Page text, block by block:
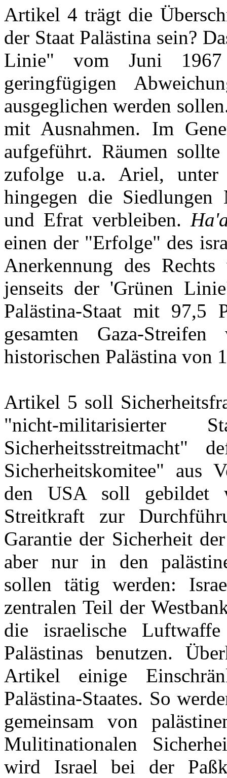
Artikel 4 trägt die
der Staat Palästina sein?
Linie" vom Juni
geringfügigen
ausgeglichen werden
mit Ausnahmen. Im
aufgeführt. Räumen
zufolge u.a. Ariel, unter
hingegen die Siedlungen
und Efrat verbleiben.
einen der "Erfolge" des
Anerkennung des
jenseits der 'Grünen
Palästina-Staat mit 97,5
gesamten Gaza-
historischen Palästina von
Artikel 5 soll
"nicht-
Sicherheitsstreitmacht"
Sicherheitskomitee" aus
den USA soll gebildet
Streitkraft zur
Garantie der Sicherheit
aber nur in den
sollen tätig werden:
zentralen Teil der
die israelische
Palästinas benutzen.
Artikel einige
Palästina-Staates. So
gemeinsam von
Mulitinationalen
wird Israel bei der